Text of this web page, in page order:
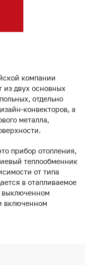
компании
из двух основных
отдельно
конвекторов, а
металла,
прибор отопления,
теплообменник
от типа
в отапливаемое
выключенном
включенном